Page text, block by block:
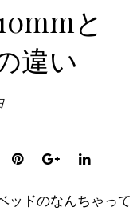
と
違い
ッドのなんちゃっ